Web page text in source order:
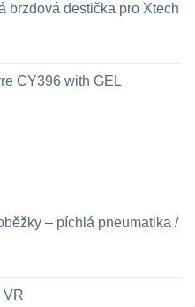
brzdová destička pro Xtech
KčCY396 with GEL
– píchlá pneumatika /
VR